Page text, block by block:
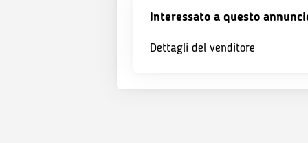
Interessato a questo
Dettagli del venditore